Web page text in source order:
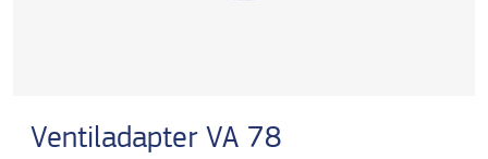
Ventiladapter VA 78